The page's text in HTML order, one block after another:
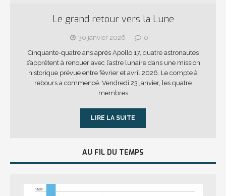
Le grand retour vers la Lune
30 janvier 2026
0
Cinquante-quatre ans après Apollo 17, quatre astronautes
s’apprêtent à renouer avec l’astre lunaire dans une mission
historique prévue entre février et avril 2026. Le compte à
rebours a commencé. Vendredi 23 janvier, les quatre
membres
LIRE LA SUITE
AU FIL DU TEMPS